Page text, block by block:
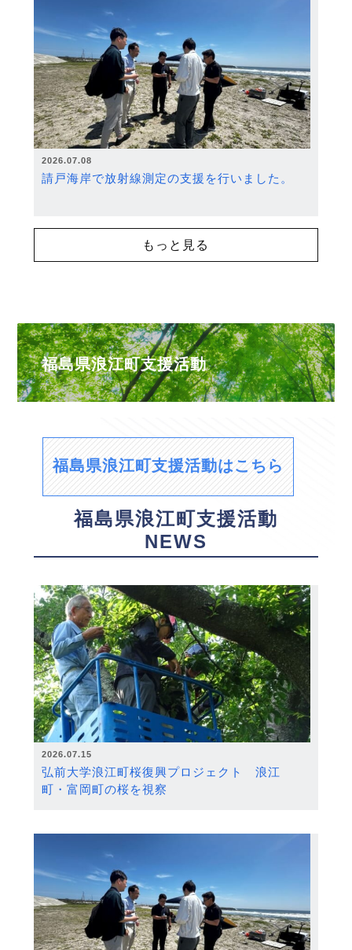
2026.07.08
請戸海岸で放射線測定の支援を行いました。
もっと見る
福島県浪江町支援活動
福島県浪江町支援活動はこちら
福島県浪江町支援活動
NEWS
2026.07.15
弘前大学浪江町桜復興プロジェクト 浪江
町・富岡町の桜を視察